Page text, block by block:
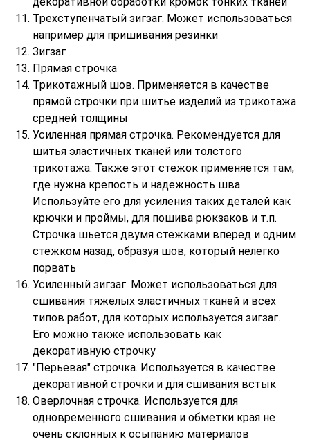
Трехступенчатый зигзаг. Может использоваться
например для пришивания резинки
Зигзаг
Прямая строчка
Трикотажный шов. Применяется в качестве
прямой строчки при шитье изделий из трикотажа
средней толщины
Усиленная прямая строчка. Рекомендуется для
шитья эластичных тканей или толстого
трикотажа. Также этот стежок применяется там,
где нужна крепость и надежность шва.
Используйте его для усиления таких деталей как
крючки и проймы, для пошива рюкзаков и т.п.
Строчка шьется двумя стежками вперед и одним
стежком назад, образуя шов, который нелегко
порвать
Усиленный зигзаг. Может использоваться для
сшивания тяжелых эластичных тканей и всех
типов работ, для которых используется зигзаг.
Его можно также использовать как
декоративную строчку
"Перьевая" строчка. Используется в качестве
декоративной строчки и для сшивания встык
Оверлочная строчка. Используется для
одновременного сшивания и обметки края не
очень склонных к осыпанию материалов